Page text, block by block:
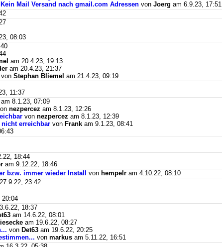
Kein Mail Versand nach gmail.com Adressen von Joerg am 6.9.23, 17:51
08:03
am 20.4.23, 19:13
am 20.4.23, 21:37
von Stephan Bliemel am 21.4.23, 09:19
11:37
am 8.1.23, 07:09
nezpercez am 8.1.23, 12:26
von nezpercez am 8.1.23, 12:39
nicht erreichbar von Frank am 9.1.23, 08:41
18:44
am 9.12.22, 18:46
bzw. immer wieder Install
von hempelr am 4.10.22, 08:10
23:42
20:04
18:37
am 14.6.22, 08:01
am 19.6.22, 08:27
von Det63 am 19.6.22, 20:25
von markus am 5.11.22, 16:51